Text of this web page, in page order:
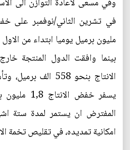
مليون برميل يوميا ابتداء من
بينما وافقت الدول المنتجة
الانتاج بنحو 558
يسفر خفض
المفترض ان يستمر لمدة ستة
امكانية تمديده، في تقليص تخمة